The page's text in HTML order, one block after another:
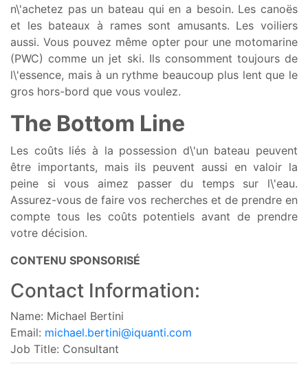
n\'achetez pas un bateau qui en a besoin. Les canoës
et les bateaux à rames sont amusants. Les voiliers
aussi. Vous pouvez même opter pour une motomarine
(PWC) comme un jet ski. Ils consomment toujours de
l\'essence, mais à un rythme beaucoup plus lent que le
gros hors-bord que vous voulez.
The Bottom Line
Les coûts liés à la possession d\'un bateau peuvent
être importants, mais ils peuvent aussi en valoir la
peine si vous aimez passer du temps sur l\'eau.
Assurez-vous de faire vos recherches et de prendre en
compte tous les coûts potentiels avant de prendre
votre décision.
CONTENU SPONSORISÉ
Contact Information:
Name: Michael Bertini
Email: michael.bertini@iquanti.com
Job Title: Consultant